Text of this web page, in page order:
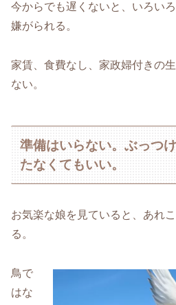
今からでも遅くないと、いろい
嫌がられる。
家賃、食費なし、家政婦付きの
ない。
準備はいらない。ぶっつ
たなくてもいい。
お気楽な娘を見ていると、あれ
る。
鳥で
はな